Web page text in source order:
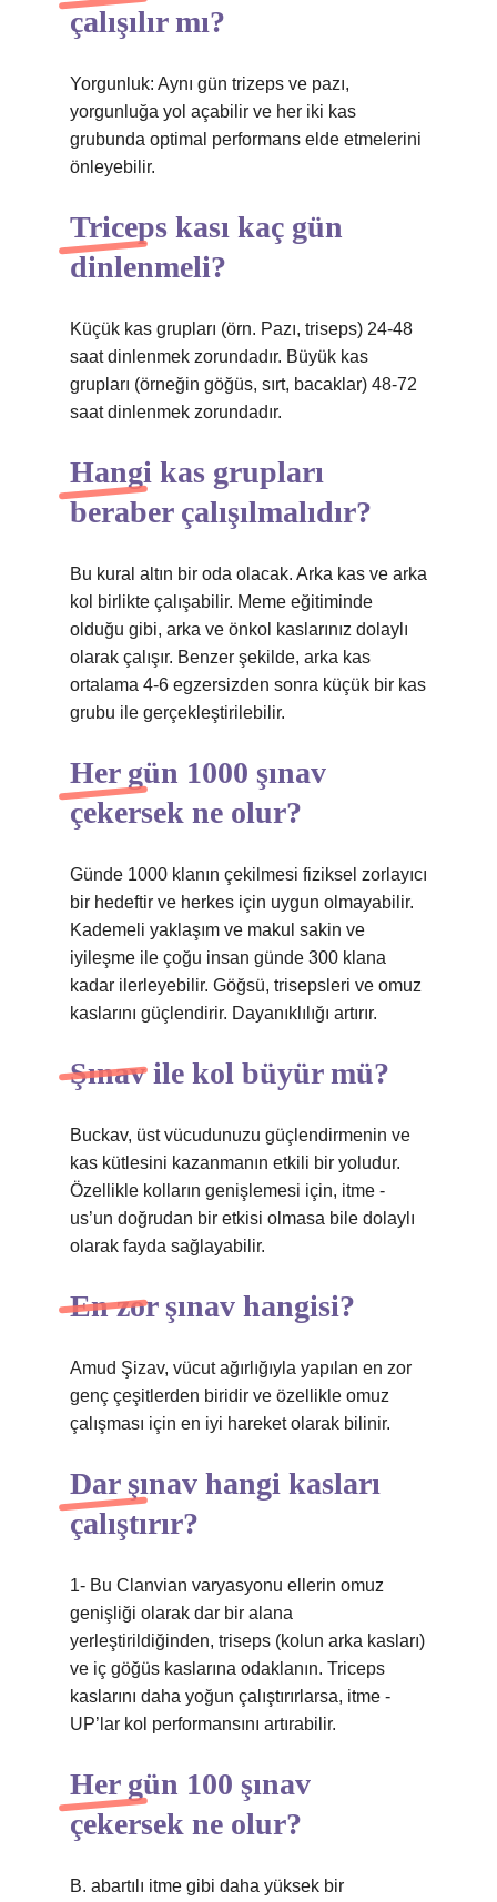
çalışılır mı?
Yorgunluk: Aynı gün trizeps ve pazı,
yorgunluğa yol açabilir ve her iki kas
grubunda optimal performans elde etmelerini
önleyebilir.
Triceps kası kaç gün
dinlenmeli?
Küçük kas grupları (örn. Pazı, triseps) 24-48
saat dinlenmek zorundadır. Büyük kas
grupları (örneğin göğüs, sırt, bacaklar) 48-72
saat dinlenmek zorundadır.
Hangi kas grupları
beraber çalışılmalıdır?
Bu kural altın bir oda olacak. Arka kas ve arka
kol birlikte çalışabilir. Meme eğitiminde
olduğu gibi, arka ve önkol kaslarınız dolaylı
olarak çalışır. Benzer şekilde, arka kas
ortalama 4-6 egzersizden sonra küçük bir kas
grubu ile gerçekleştirilebilir.
Her gün 1000 şınav
çekersek ne olur?
Günde 1000 klanın çekilmesi fiziksel zorlayıcı
bir hedeftir ve herkes için uygun olmayabilir.
Kademeli yaklaşım ve makul sakin ve
iyileşme ile çoğu insan günde 300 klana
kadar ilerleyebilir. Göğsü, trisepsleri ve omuz
kaslarını güçlendirir. Dayanıklılığı artırır.
Şınav ile kol büyür mü?
Buckav, üst vücudunuzu güçlendirmenin ve
kas kütlesini kazanmanın etkili bir yoludur.
Özellikle kolların genişlemesi için, itme -
us’un doğrudan bir etkisi olmasa bile dolaylı
olarak fayda sağlayabilir.
En zor şınav hangisi?
Amud Şizav, vücut ağırlığıyla yapılan en zor
genç çeşitlerden biridir ve özellikle omuz
çalışması için en iyi hareket olarak bilinir.
Dar şınav hangi kasları
çalıştırır?
1- Bu Clanvian varyasyonu ellerin omuz
genişliği olarak dar bir alana
yerleştirildiğinden, triseps (kolun arka kasları)
ve iç göğüs kaslarına odaklanın. Triceps
kaslarını daha yoğun çalıştırırlarsa, itme -
UP’lar kol performansını artırabilir.
Her gün 100 şınav
çekersek ne olur?
B. abartılı itme gibi daha yüksek bir